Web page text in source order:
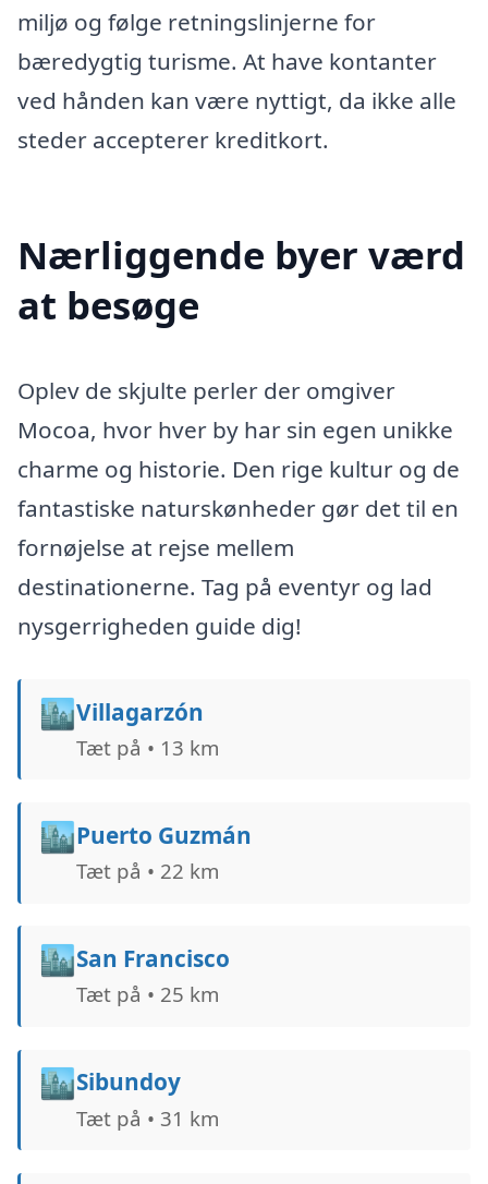
miljø og følge retningslinjerne for
bæredygtig turisme. At have kontanter
ved hånden kan være nyttigt, da ikke alle
steder accepterer kreditkort.
Nærliggende byer værd
at besøge
Oplev de skjulte perler der omgiver
Mocoa, hvor hver by har sin egen unikke
charme og historie. Den rige kultur og de
fantastiske naturskønheder gør det til en
fornøjelse at rejse mellem
destinationerne. Tag på eventyr og lad
nysgerrigheden guide dig!
🏙️Villagarzón
Tæt på • 13 km
🏙️Puerto Guzmán
Tæt på • 22 km
🏙️San Francisco
Tæt på • 25 km
🏙️Sibundoy
Tæt på • 31 km